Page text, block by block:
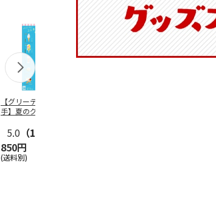
【グリーティング切
手】夏のグリーティ
5.0 （10）
850円
(送料別)